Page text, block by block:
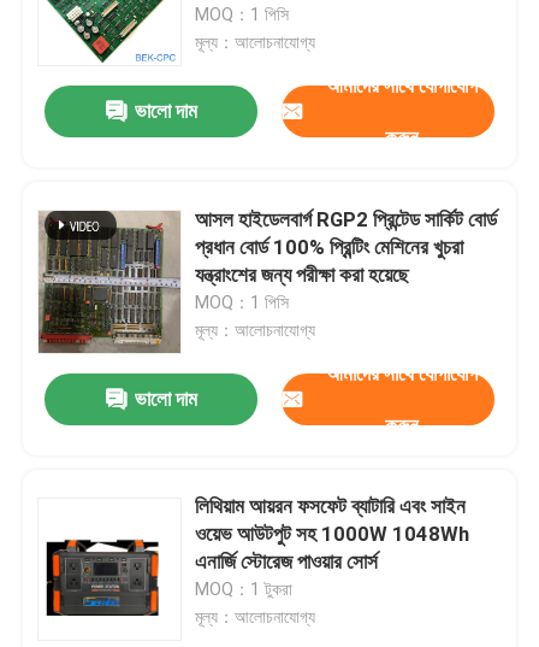
মধ্যে
MOQ：1 পিসি
মূল্য：আলোচনাযোগ্য
ভালো দাম
আমাদের সাথে যোগাযোগ
করুন
আসল হাইডেলবার্গ RGP2 প্রিন্টেড সার্কিট বোর্ড
প্রধান বোর্ড 100% প্রিন্টিং মেশিনের খুচরা
যন্ত্রাংশের জন্য পরীক্ষা করা হয়েছে
MOQ：1 পিসি
মূল্য：আলোচনাযোগ্য
ভালো দাম
আমাদের সাথে যোগাযোগ
করুন
লিথিয়াম আয়রন ফসফেট ব্যাটারি এবং সাইন
ওয়েভ আউটপুট সহ 1000W 1048Wh
এনার্জি স্টোরেজ পাওয়ার সোর্স
MOQ：1 টুকরা
মূল্য：আলোচনাযোগ্য